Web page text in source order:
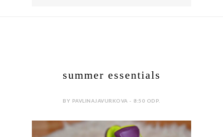
summer essentials
BY PAVLINAJAVURKOVA - 8:50 ODP.